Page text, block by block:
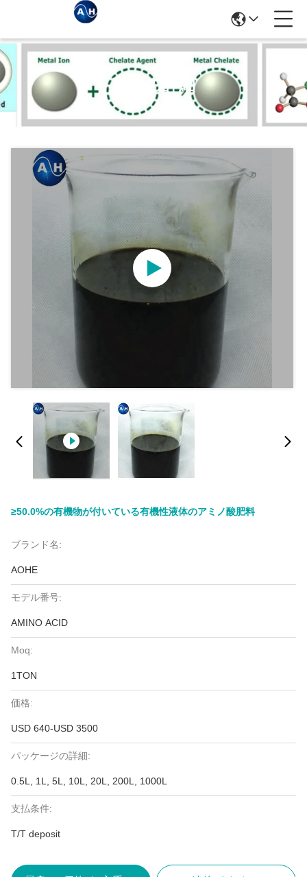
商品の詳細
≥50.0%の有機物が付いている有機性液体のアミノ酸肥料
ブランド名:
AOHE
モデル番号:
AMINO ACID
Moq:
1TON
価格:
USD 640-USD 3500
パッケージの詳細:
0.5L, 1L, 5L, 10L, 20L, 200L, 1000L
支払条件:
T/T deposit